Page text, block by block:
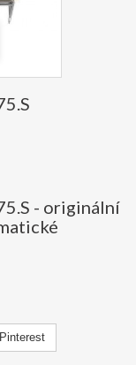
- originální
Pinterest